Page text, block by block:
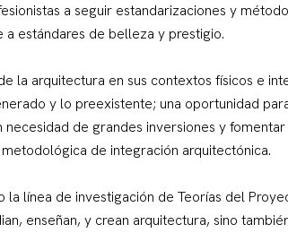
a seguir estandarizaciones y
estándares de belleza y prestigio.
la arquitectura en sus contextos físicos e
y lo preexistente; una oportunidad
de grandes inversiones y
de integración arquitectónica.
la línea de investigación de Teorías del
enseñan, y crean arquitectura, sino